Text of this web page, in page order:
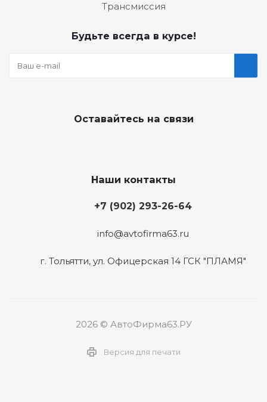
Трансмиссия
Будьте всегда в курсе!
Оставайтесь на связи
Наши контакты
+7 (902) 293-26-64
info@avtofirma63.ru
г. Тольятти, ул. Офицерская 14 ГСК "ПЛАМЯ"
2026 © АвтоФирма63.РУ
Версия для печати